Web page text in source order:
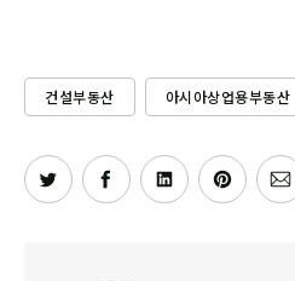
건설부동산 아시아상업용부동산